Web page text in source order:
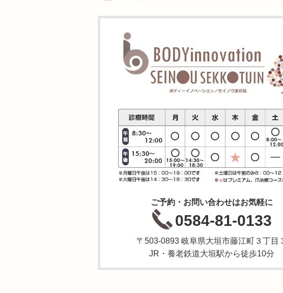
ご予約・お問い合わせはお気軽に
0584-81-0133
〒503-0893 岐阜県大垣市藤江町３丁目
JR・養老鉄道大垣駅から徒歩10分